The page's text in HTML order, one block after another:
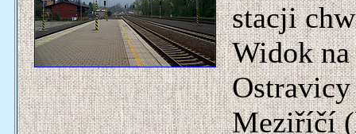
stacji
Widok
Meziříčí